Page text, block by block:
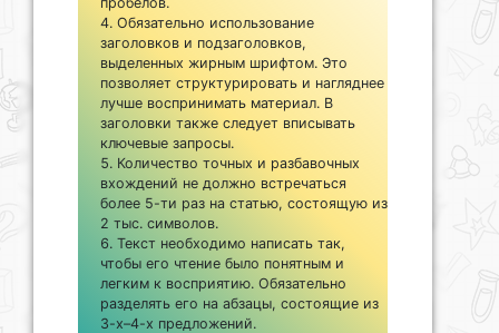
Обязательно использование
заголовков и подзаголовков,
выделенных жирным шрифтом. Это
позволяет структурировать и нагляднее
лучше воспринимать материал. В
заголовки также следует вписывать
ключевые запросы.
Количество точных и разбавочных
вхождений не должно встречаться
более 5-ти раз на статью, состоящую из
2 тыс. символов.
Текст необходимо написать так,
чтобы его чтение было понятным и
легким к восприятию. Обязательно
разделять его на абзацы, состоящие из
3-х–4-х предложений.